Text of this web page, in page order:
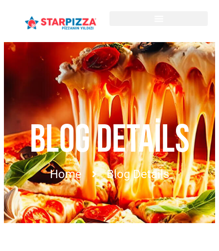
BLOG DETAILS
Home Blog Details